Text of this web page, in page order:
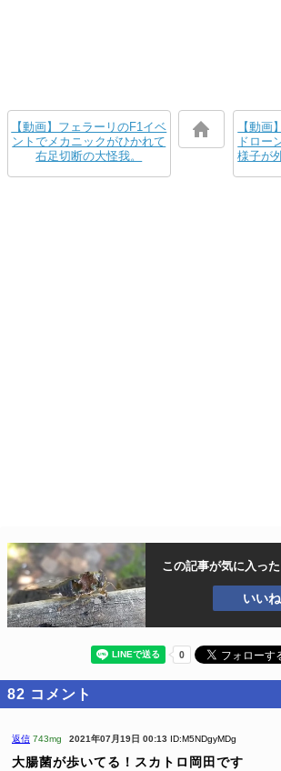
【動画】フェラーリのF1イベ
ントでメカニックがひかれて
右足切断の大怪我。
【動画
ドロー
様子が
この記事が気に入っ
いいね
82 コメント
返信 743mg 2021年07月19日 00:13 ID:M5NDgyMDg
大腸菌が歩いてる！スカトロ岡田です